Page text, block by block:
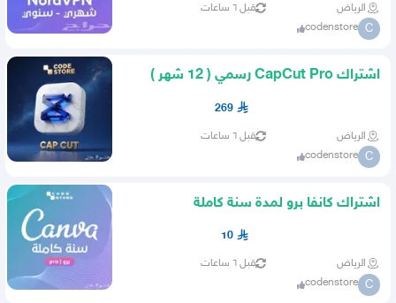
الرياض قبل ٦ ساعات
C
codenstore
اشتراك CapCut Pro رسمي ( 12 شهر )
269
الرياض قبل ٦ ساعات
C
codenstore
اشتراك كانفا برو لمدة سنة كاملة
10
الرياض قبل ٦ ساعات
C
codenstore